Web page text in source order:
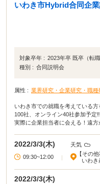
いわき市Hybrid合同企
対象卒年 : 2023年卒 既卒（転
種別 : 合同説明会
属性 : 業界研究・企業研究・職種
いわき市での就職を考えている
100社、オンライン40社参加予
実際に企業担当者に会える！遠方
2022/3/3(木)
天気
09:30~12:00
|
【その
いわ
2022/3/3(木)